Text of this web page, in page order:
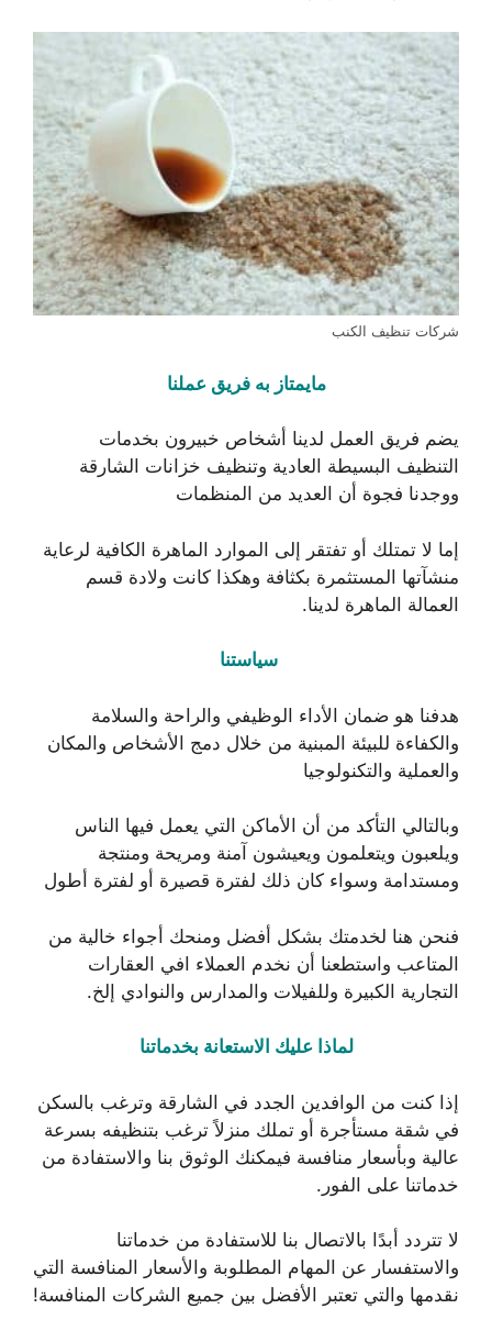
شركات تنظيف الكنب
مايمتاز به فريق عملنا
يضم فريق العمل لدينا أشخاص خبيرون بخدمات
التنظيف البسيطة العادية وتنظيف خزانات الشارقة
ووجدنا فجوة أن العديد من المنظمات
إما لا تمتلك أو تفتقر إلى الموارد الماهرة الكافية لرعاية
منشآتها المستثمرة بكثافة وهكذا كانت ولادة قسم
العمالة الماهرة لدينا.
سياستنا
هدفنا هو ضمان الأداء الوظيفي والراحة والسلامة
والكفاءة للبيئة المبنية من خلال دمج الأشخاص والمكان
والعملية والتكنولوجيا
وبالتالي التأكد من أن الأماكن التي يعمل فيها الناس
ويلعبون ويتعلمون ويعيشون آمنة ومريحة ومنتجة
ومستدامة وسواء كان ذلك لفترة قصيرة أو لفترة أطول
فنحن هنا لخدمتك بشكل أفضل ومنحك أجواء خالية من
المتاعب واستطعنا أن نخدم العملاء افي العقارات
التجارية الكبيرة وللفيلات والمدارس والنوادي إلخ.
لماذا عليك الاستعانة بخدماتنا
إذا كنت من الوافدين الجدد في الشارقة وترغب بالسكن
في شقة مستأجرة أو تملك منزلاً ترغب بتنظيفه بسرعة
عالية وبأسعار منافسة فيمكنك الوثوق بنا والاستفادة من
خدماتنا على الفور.
لا تتردد أبدًا بالاتصال بنا للاستفادة من خدماتنا
والاستفسار عن المهام المطلوبة والأسعار المنافسة التي
نقدمها والتي تعتبر الأفضل بين جميع الشركات المنافسة!